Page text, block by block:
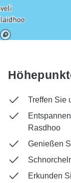
Treffen Sie
Rasdhoo
Genießen
Erkunden